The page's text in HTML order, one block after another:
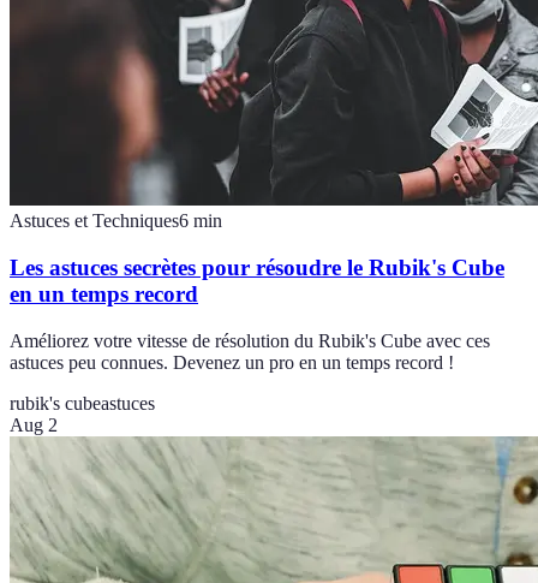
Astuces et Techniques6 min
Les astuces secrètes pour résoudre le Rubik's Cube
en un temps record
Améliorez votre vitesse de résolution du Rubik's Cube avec ces
astuces peu connues. Devenez un pro en un temps record !
rubik's cubeastuces
Aug 2